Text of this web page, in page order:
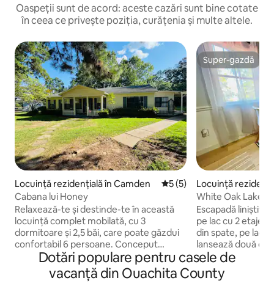
Oaspeții sunt de acord: aceste cazări sunt bine cotate
în ceea ce privește poziția, curățenia și multe altele.
Locuință rezidențială în Camden Scor mediu de 5 din 5, 5
5 (5)
Cabana lui Honey
Relaxează-te și destinde-te în această
locuință complet mobilată, cu 3
dormitoare și 2,5 băi, care poate găzdui
confortabil 6 persoane. Conceput
pentru confort și comoditate, acest
spațiu este perfect pentru familii,
călătorii de afaceri sau șederi prelungite.
Super-gazdă
Super-gazdă
Locuință
ster
White Oak Lake
Escapadă liniștită
pe lac cu 2 etaje,
din spate, pe
lansează două
accesa zona de
excelentă.
aproape de
Dotări populare pentru casele de
vacanță din Ouachita County